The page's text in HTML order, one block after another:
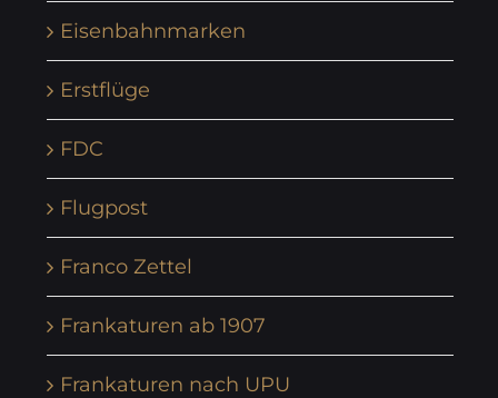
Eisenbahnmarken
Erstflüge
FDC
Flugpost
Franco Zettel
Frankaturen ab 1907
Frankaturen nach UPU